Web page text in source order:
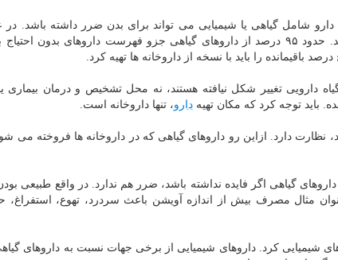
شامل گیاهی یا شیمیایی می تواند برای بدن ضرر داشته باشد. در
گیاهان دارویی هم باید بموقع و به صورت صحیح مصرف شوند. حدود ۹۵ درصد از داروهای گیاهی جزو فهرست داروهای
درصد باقیمانده را باید با نسخه از داروخانه ها تهیه کرد.
تغییر شکل نیافته هستند، نه محل تشخیص و درمان بیماری
باید توجه کرد که مکان تهیه دارو، تنها داروخانه است.
نظارت دارد. ازاین رو داروهای گیاهی که در داروخانه ها فروخته می
گیاهی اگر فایده نداشته باشد، ضرر هم ندارد. در واقع طبیعی
مثال مصرف بیش از اندازه آویشن باعث سردرد، تهوع،
شیمیایی کرد. داروهای شیمیایی از برخی جهات نسبت به داروهای